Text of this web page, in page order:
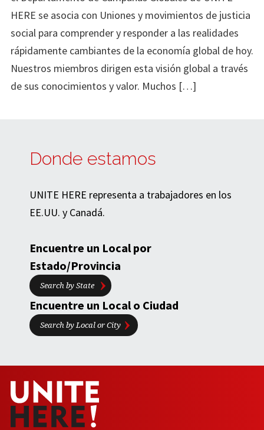
HERE se asocia con Uniones y movimientos de justicia
social para comprender y responder a las realidades
rápidamente cambiantes de la economía global de hoy.
Nuestros miembros dirigen esta visión global a través
de sus conocimientos y valor. Muchos […]
Donde estamos
UNITE HERE representa a trabajadores en los
EE.UU. y Canadá.
Encuentre un Local por
Estado/Provincia
Search by State
Encuentre un Local o Ciudad
Search by Local or City